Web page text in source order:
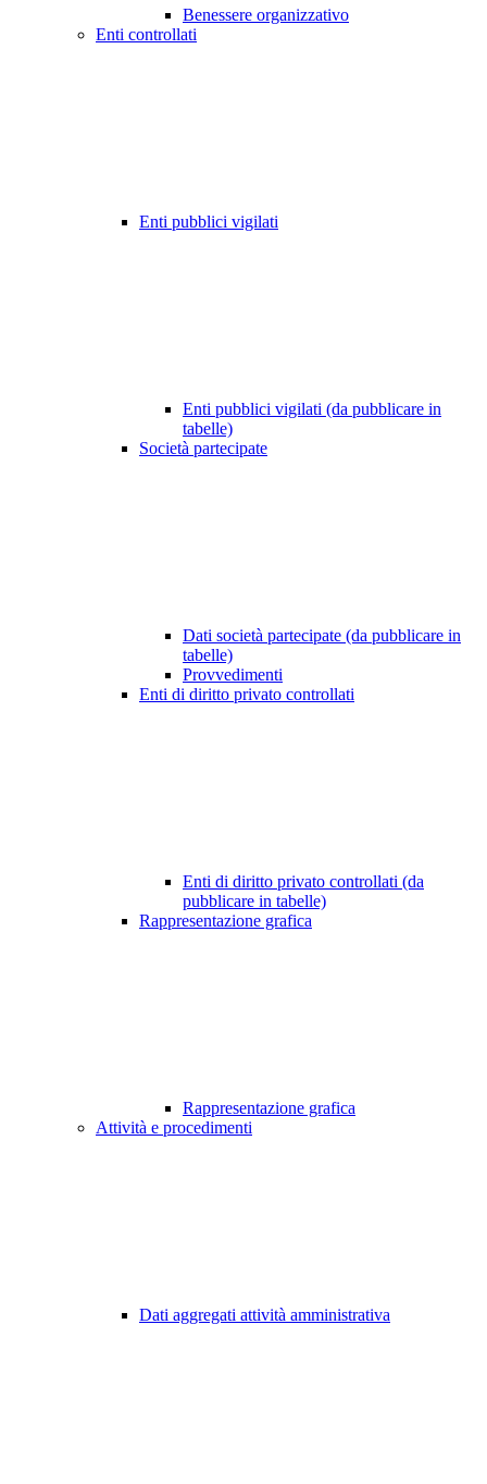
Benessere organizzativo
Enti controllati
Enti pubblici vigilati
Enti pubblici vigilati (da pubblicare in
tabelle)
Società partecipate
Dati società partecipate (da pubblicare in
tabelle)
Provvedimenti
Enti di diritto privato controllati
Enti di diritto privato controllati (da
pubblicare in tabelle)
Rappresentazione grafica
Rappresentazione grafica
Attività e procedimenti
Dati aggregati attività amministrativa